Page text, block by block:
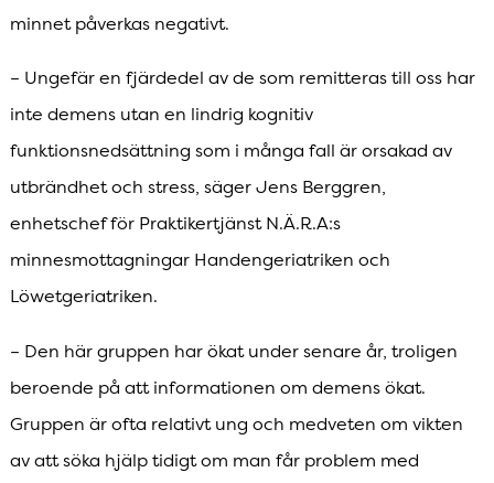
minnet påverkas negativt.
– Ungefär en fjärdedel av de som remitteras till oss har
inte demens utan en lindrig kognitiv
funktionsnedsättning som i många fall är orsakad av
utbrändhet och stress, säger Jens Berggren,
enhetschef för Praktikertjänst N.Ä.R.A:s
minnesmottagningar Handengeriatriken och
Löwetgeriatriken.
– Den här gruppen har ökat under senare år, troligen
beroende på att informationen om demens ökat.
Gruppen är ofta relativt ung och medveten om vikten
av att söka hjälp tidigt om man får problem med